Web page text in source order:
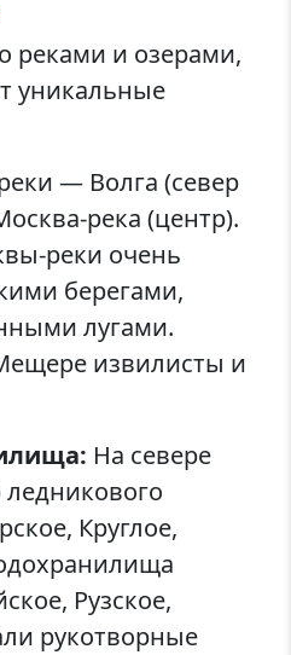
реками и озерами,
уникальные
— Волга (север
река (центр).
реки очень
берегами,
лугами.
извилисты и
На севере
Круглое,
Рузское,
рукотворные